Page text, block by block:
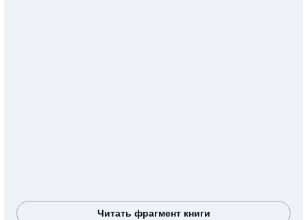
Читать фрагмент книги